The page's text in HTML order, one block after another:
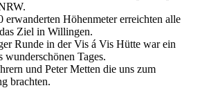
erwanderten Höhenmeter erreichten alle
Ziel in Willingen.
Runde in der Vis á Vis Hütte war ein
wunderschönen Tages.
und Peter Metten die uns zum
brachten.